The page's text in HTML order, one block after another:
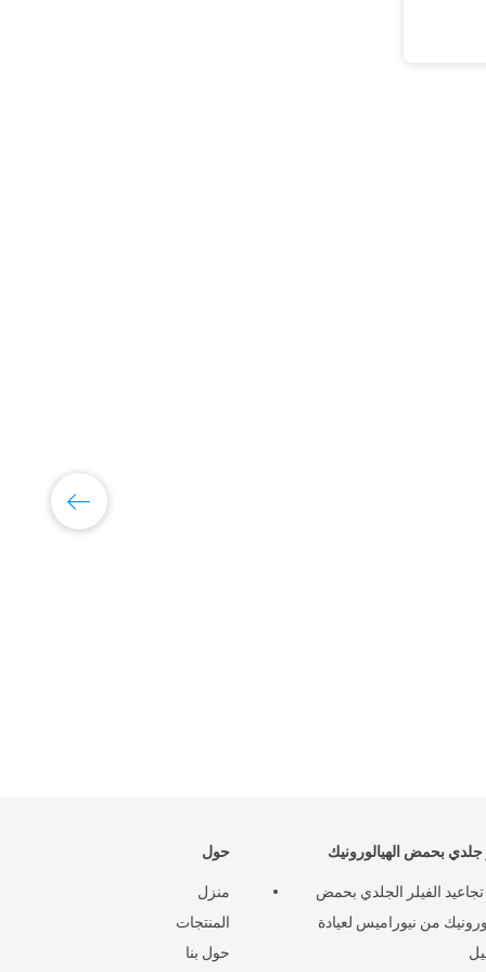
حول
منزل
المنتجات
حول بنا
بحمض الهيالورونيك
تجاعيد الفيلر الجلدي بحمض
من نيوراميس لعيادة